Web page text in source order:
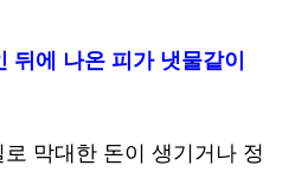
뒤에 나온 피가 냇물같이
막대한 돈이 생기거나 정